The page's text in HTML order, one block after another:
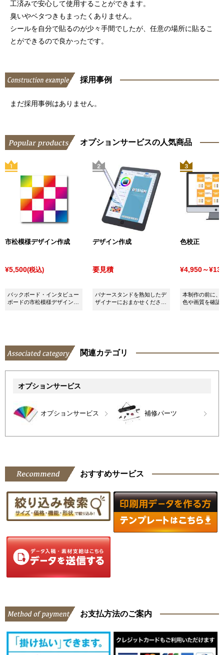
工済みで安心して使用することができます。
臭いやベタつきもまったくありません。
シールを自分で貼るのが少々手間でしたが、任意の場所に貼るこ
とができるので良かったです。
採用事例
まだ採用事例はありません。
オプションサービスの人気商品
市松模様デザイン作成
¥5,500(税込)
バックボード・インタビュー
ボードの市松模様デザインお
デザイン作成
要見積
バナースタンドを熟知したデ
ザイナーにおまかせくださ
色校正
¥4,950～
本制作の前に、
色や画質を確認
関連カテゴリ
オプションサービス
オプションサービス 補修パーツ
おすすめサービス
お支払方法のご案内